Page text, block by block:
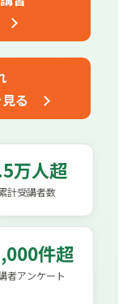
る
万人超
計受講者数
件超
者アンケート